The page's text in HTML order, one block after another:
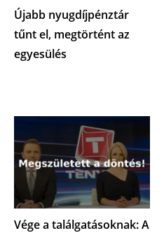
Újabb nyugdíjpénztár
tűnt el, megtörtént az
egyesülés
Vége a találgatásoknak: A